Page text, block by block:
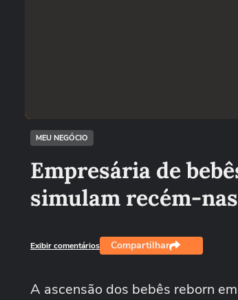
MEU NEGÓCIO
Empresária de
simulam recém-
Exibir comentários Compartilhar
A ascensão dos bebês reborn